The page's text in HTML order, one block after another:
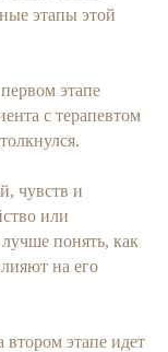
этапы этой
этапе
с терапевтом
чувств и
или
понять, как
на его
втором этапе идет